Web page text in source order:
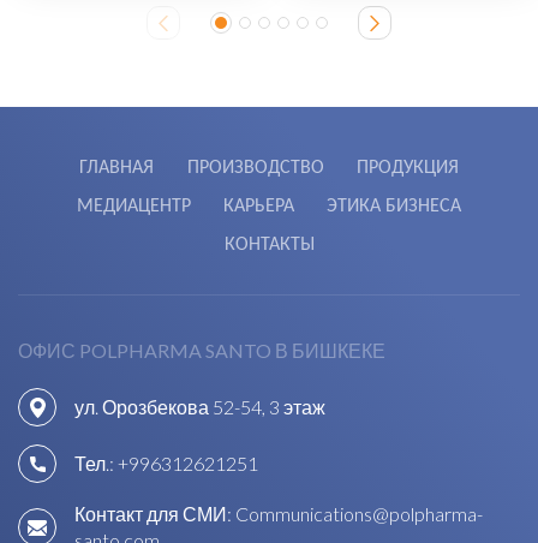
ГЛАВНАЯ ПРОИЗВОДСТВО
ПРОДУКЦИЯ
МЕДИАЦЕНТР
КАРЬЕРА
ЭТИКА БИЗНЕСА
КОНТАКТЫ
ОФИС POLPHARMA SANTO В БИШКЕКЕ
ул. Орозбекова 52-54, 3 этаж
Тел.: +996312621251
Контакт для СМИ: Communications@polpharma-